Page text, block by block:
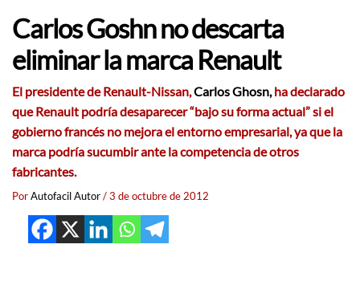
Carlos Goshn no descarta
eliminar la marca Renault
El presidente de Renault-Nissan,Carlos Ghosn,ha declarado
queRenault podría desaparecer“bajo su forma actual”si el
gobierno francés no mejora elentorno empresarial,ya que la
marca podría sucumbir ante lacompetencia de otros
fabricantes.
PorAutofacil Autor/3 de octubre de 2012